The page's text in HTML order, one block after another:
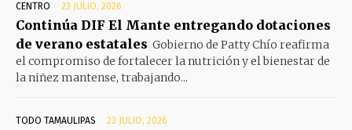
CENTRO 23 JULIO, 2026
Continúa DIF El Mante entregando dotaciones
de verano estatales Gobierno de Patty Chío reafirma
el compromiso de fortalecer la nutrición y el bienestar de
la niñez mantense, trabajando...
TODO TAMAULIPAS 23 JULIO, 2026